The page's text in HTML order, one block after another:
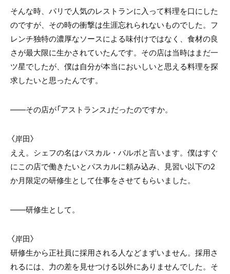
そんな時、パリで人気のレストランに入って料理を口にした
のですが、その時の衝撃は生涯忘れられないものでした。フ
レンチ独特の濃厚なソースによる味付けではなく、食材の良
さが最大限に生かされていたんです。その店は当時はまだ一
ツ星でしたが、僕は自分が本当においしいと思える料理を探
求したいと思ったんです。
――その店が「アストランス」だったのですか。
〈岸田〉
ええ。シェフの名はパスカル・バルボと言います。僕はすぐ
にこの店で働きたいとパスカルに頼み込み、見習い以下の2
か月限定の研修生として仕事をさせてもらいました。
――研修生として。
〈岸田〉
研修生から正社員に採用される人などまずいません。採用さ
れるには、力の差を見せつける以外にありませんでした。そ